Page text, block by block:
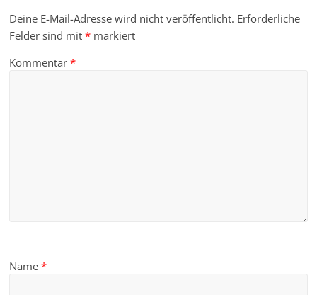
Deine E-Mail-Adresse wird nicht veröffentlicht. Erforderliche
Felder sind mit* markiert
Kommentar*
Name*